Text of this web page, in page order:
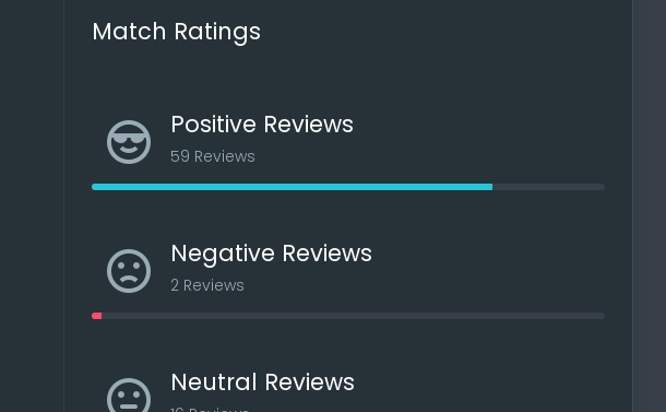
Match Ratings
Positive Reviews
59 Reviews
Negative Reviews
2 Reviews
Neutral Reviews